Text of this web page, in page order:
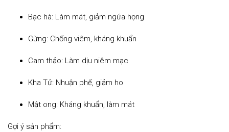
Bạc hà: Làm mát, giảm ngứa họng
Gừng: Chống viêm, kháng khuẩn
Cam thảo: Làm dịu niêm mạc
Kha Tử: Nhuận phế, giảm ho
Mật ong: Kháng khuẩn, làm mát
Gợi ý sản phẩm: